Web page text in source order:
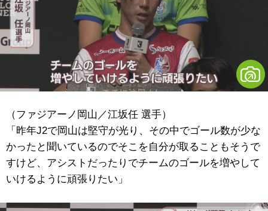
（ファジアーノ岡山／江坂任 選手）
「昨年J2で岡山は堅守が光り、その中でゴール数が少な
かったと聞いているのでそこを自分が取ることもそうで
すけど、アシストだったりでチームのゴールを増やして
いけるように頑張りたい」